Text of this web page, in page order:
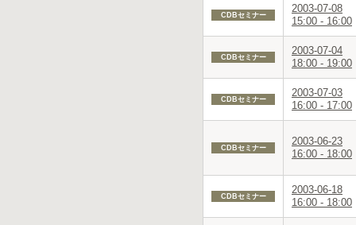
CDBセミナー
2003-07-08
15:00 - 16:00
CDBセミナー
2003-07-04
18:00 - 19:00
CDBセミナー
2003-07-03
16:00 - 17:00
CDBセミナー
2003-06-23
16:00 - 18:00
CDBセミナー
2003-06-18
16:00 - 18:00